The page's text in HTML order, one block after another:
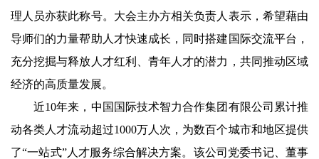
理人员亦获此称号。大会主办方相关负责人表示，希望藉由
导师们的力量帮助人才快速成长，同时搭建国际交流平台，
充分挖掘与释放人才红利、青年人才的潜力，共同推动区域
经济的高质量发展。
近10年来，中国国际技术智力合作集团有限公司累计推
动各类人才流动超过1000万人次，为数百个城市和地区提供
了“一站式”人才服务综合解决方案。该公司党委书记、董事